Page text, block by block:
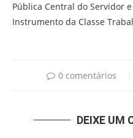
Pública Central do Servidor
Instrumento da Classe
0 comentários
DEIXE UM